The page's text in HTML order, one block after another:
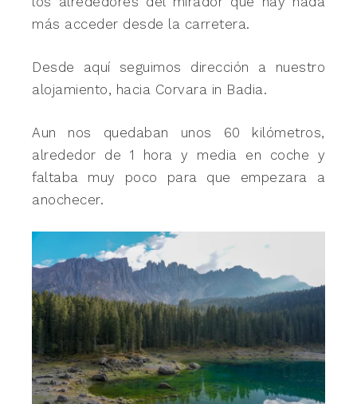
más acceder desde la carretera.
Desde aquí seguimos dirección a nuestro
alojamiento, hacia Corvara in Badia.
Aun nos quedaban unos 60 kilómetros,
alrededor de 1 hora y media en coche y
faltaba muy poco para que empezara a
anochecer.